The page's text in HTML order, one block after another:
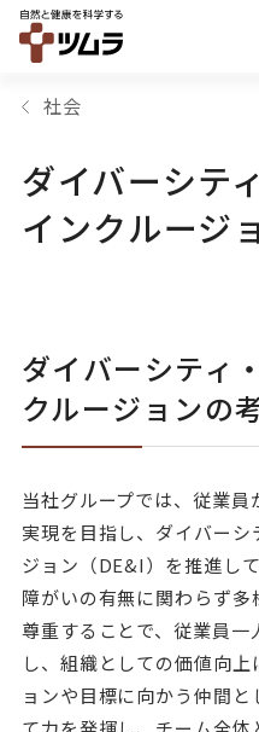
社会
ダイバーシテ
インクルージ
ダイバーシティ
クルージョンの
当社グループでは、従業
実現を目指し、ダイバー
ジョン（DE&I）を推進し
障がいの有無に関わらず
尊重することで、従業員
し、組織としての価値向
ョンや目標に向かう仲間